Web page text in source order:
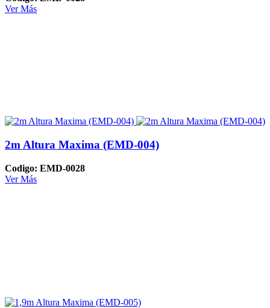
Ver Más
2m Altura Maxima (EMD-004)
Codigo: EMD-0028
Ver Más